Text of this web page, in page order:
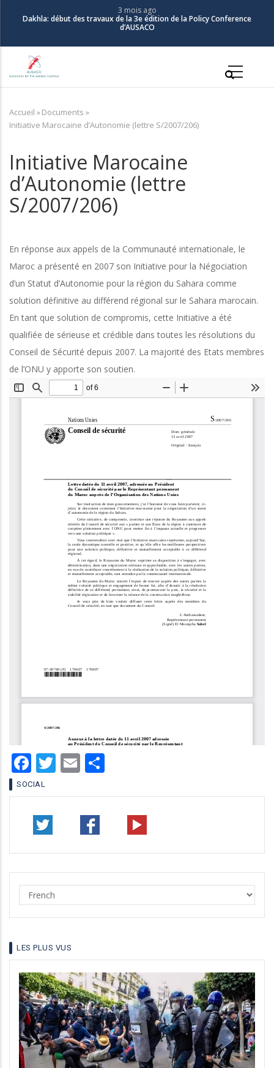
principal
3 mois ago
Dakhla: début des travaux de la 3e édition de la Policy Conference
d’AUSACO
Fil
Accueil »Documents »
Initiative Marocaine d’Autonomie (lettre S/2007/206)
Initiative Marocaine
d’Autonomie (lettre
S/2007/206)
En réponse aux appels de la Communauté internationale, le
Maroc a présenté en 2007 son Initiative pour la Négociation
d’un Statut d’Autonomie pour la région du Sahara comme
solution définitive au différend régional sur le Sahara marocain.
En tant que solution de compromis, cette Initiative a été
qualifiée de sérieuse et crédible dans toutes les résolutions du
Conseil de Sécurité depuis 2007. La majorité des Etats membres
de l’ONU y apporte son soutien.
Facebook
Twitter
Email
SOCIAL
Select
your
language
LES PLUS VUS